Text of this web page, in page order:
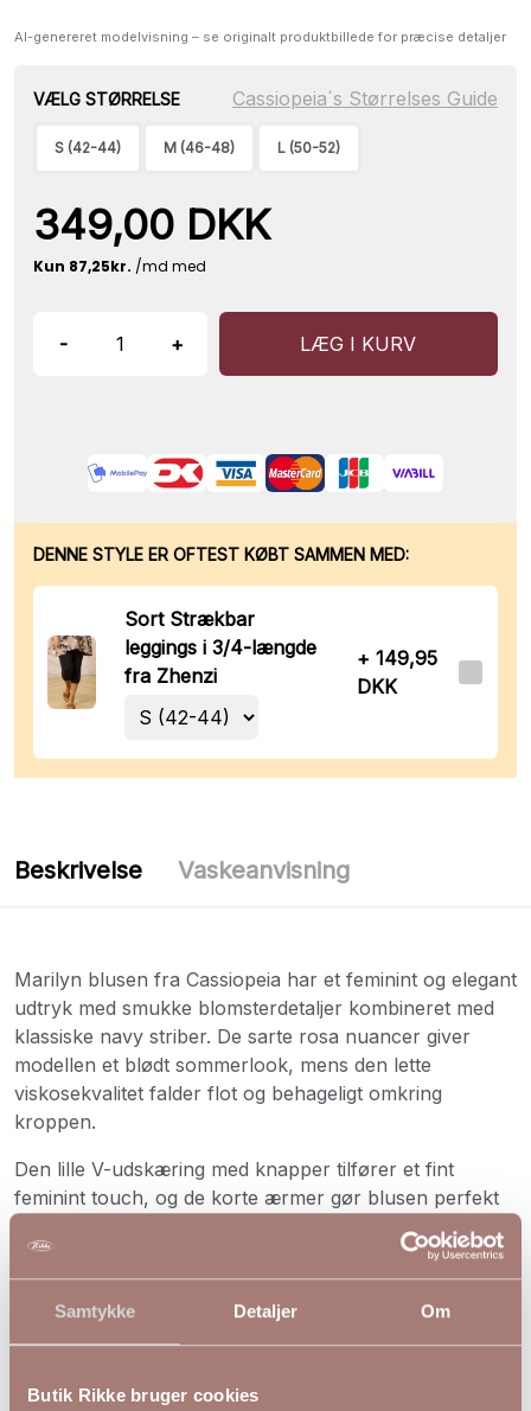
Samtykke Detaljer Om
Butik Rikke bruger cookies
AI-genereret modelvisning – se originalt produktbillede for præcise detaljer
VÆLG STØRRELSE Cassiopeia´s Størrelses Guide
S (42-44) M (46-48) L (50-52)
349,00 DKK
- + LÆG I KURV
DENNE STYLE ER OFTEST KØBT SAMMEN MED:
Sort Strækbar
leggings i 3/4-længde
fra Zhenzi
+ 149,95
DKK
Beskrivelse Vaskeanvisning
Marilyn blusen fra Cassiopeia har et feminint og elegant
udtryk med smukke blomsterdetaljer kombineret med
klassiske navy striber. De sarte rosa nuancer giver
modellen et blødt sommerlook, mens den lette
viskosekvalitet falder flot og behageligt omkring
kroppen.
Den lille V-udskæring med knapper tilfører et fint
feminint touch, og de korte ærmer gør blusen perfekt
til varme dage. En skøn bluse til både jeans,
capribukser eller lyse sommerstyles.
Pasform: Løs og behagelig pasform
med knapper